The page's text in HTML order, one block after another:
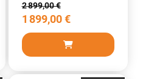
2 899,00 €
1 899,00 €